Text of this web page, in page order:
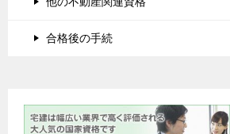
合格後の手続